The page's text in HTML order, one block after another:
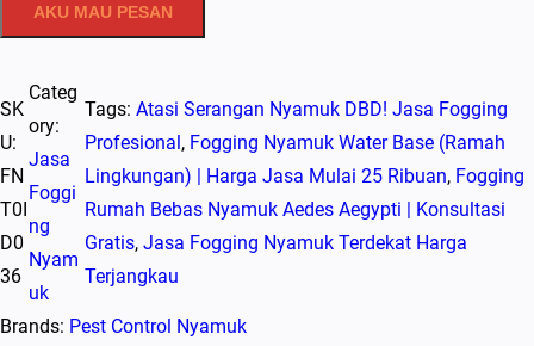
AKU MAU PESAN
SK
U:
FN
T0I
D0
36
Categ
ory:
Jasa
Foggi
ng
Nyam
uk
Tags:Atasi Serangan Nyamuk DBD! Jasa Fogging
Profesional, Fogging Nyamuk Water Base (Ramah
Lingkungan) | Harga Jasa Mulai 25 Ribuan, Fogging
Rumah Bebas Nyamuk Aedes Aegypti | Konsultasi
Gratis, Jasa Fogging Nyamuk Terdekat Harga
Terjangkau
Brands: Pest Control Nyamuk